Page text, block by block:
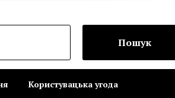
Пошук
Користувацька угода